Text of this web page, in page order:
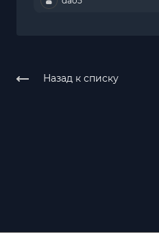
Назад к списку